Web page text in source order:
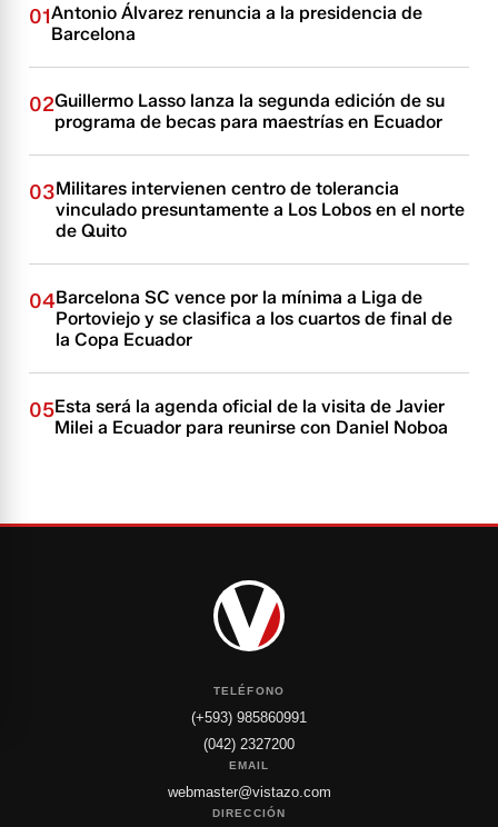
01Antonio Álvarez renuncia a la presidencia de
Barcelona
02Guillermo Lasso lanza la segunda edición de su
programa de becas para maestrías en Ecuador
03Militares intervienen centro de tolerancia
vinculado presuntamente a Los Lobos en el norte
de Quito
04Barcelona SC vence por la mínima a Liga de
Portoviejo y se clasifica a los cuartos de final de
la Copa Ecuador
05Esta será la agenda oficial de la visita de Javier
Milei a Ecuador para reunirse con Daniel Noboa
TELÉFONO
(+593) 985860991
(042) 2327200
EMAIL
webmaster@vistazo.com
DIRECCIÓN